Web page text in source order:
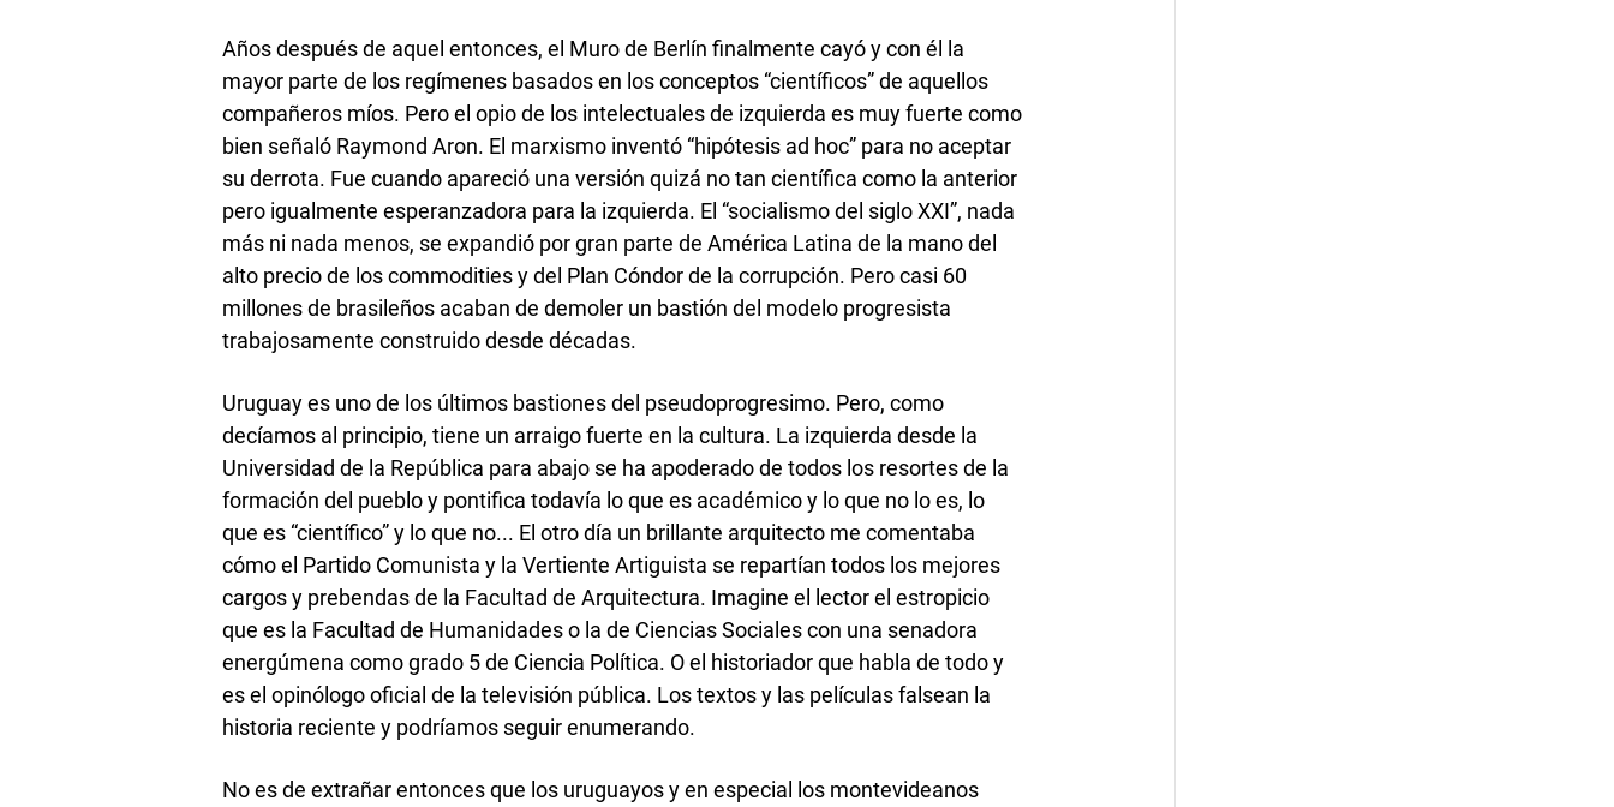
Años después de aquel entonces, el Muro de Berlín finalmente cayó y con él la
mayor parte de los regímenes basados en los conceptos “científicos” de aquellos
compañeros míos. Pero el opio de los intelectuales de izquierda es muy fuerte como
bien señaló Raymond Aron. El marxismo inventó “hipótesis ad hoc” para no aceptar
su derrota. Fue cuando apareció una versión quizá no tan científica como la anterior
pero igualmente esperanzadora para la izquierda. El “socialismo del siglo XXI”, nada
más ni nada menos, se expandió por gran parte de América Latina de la mano del
alto precio de los commodities y del Plan Cóndor de la corrupción. Pero casi 60
millones de brasileños acaban de demoler un bastión del modelo progresista
trabajosamente construido desde décadas.
Uruguay es uno de los últimos bastiones del pseudoprogresimo. Pero, como
decíamos al principio, tiene un arraigo fuerte en la cultura. La izquierda desde la
Universidad de la República para abajo se ha apoderado de todos los resortes de la
formación del pueblo y pontifica todavía lo que es académico y lo que no lo es, lo
que es “científico” y lo que no... El otro día un brillante arquitecto me comentaba
cómo el Partido Comunista y la Vertiente Artiguista se repartían todos los mejores
cargos y prebendas de la Facultad de Arquitectura. Imagine el lector el estropicio
que es la Facultad de Humanidades o la de Ciencias Sociales con una senadora
energúmena como grado 5 de Ciencia Política. O el historiador que habla de todo y
es el opinólogo oficial de la televisión pública. Los textos y las películas falsean la
historia reciente y podríamos seguir enumerando.
No es de extrañar entonces que los uruguayos y en especial los montevideanos